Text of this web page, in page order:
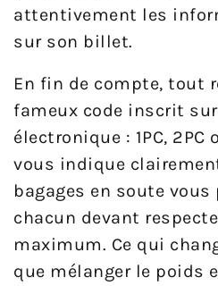
attentivement les
sur son billet.
En fin de compte, tout
fameux code inscrit
électronique : 1PC, 2PC
vous indique
bagages en soute vous
chacun devant
maximum. Ce qui
que mélanger le poids